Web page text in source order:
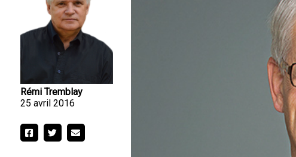
Rémi Tremblay
25 avril 2016